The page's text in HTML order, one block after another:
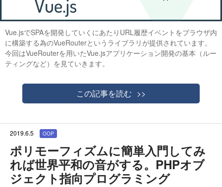
Vue.jsでSPAを開発していくにあたりURL履歴イベントをブラウザ内
に構築する為のVueRouterというライブラリが提供されています。
今回はVueRouterを用いたVue.jsアプリケーション開発の基本（ルー
ティングなど）を見ていきます。
この記事を読む
ポリモーフィズムに簡単入門してみ
れば世界平和の音がする。PHPオブ
ジェクト指向プログラミング
2019.6.5 OOP